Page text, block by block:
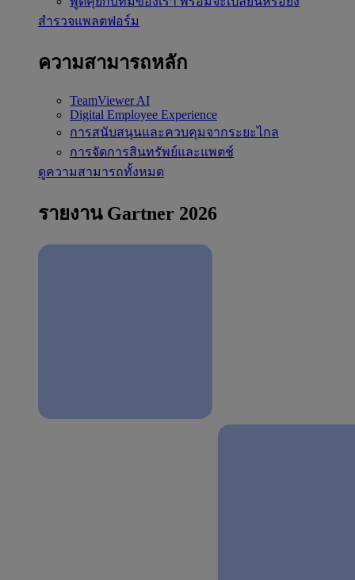
สำรวจแพลตฟอร์ม
ความสามารถหลัก
TeamViewer AI
Digital Employee Experience
การสนับสนุนและควบคุมจากระยะไกล
การจัดการสินทรัพย์และแพตช์
ดูความสามารถทั้งหมด
รายงาน Gartner 2026